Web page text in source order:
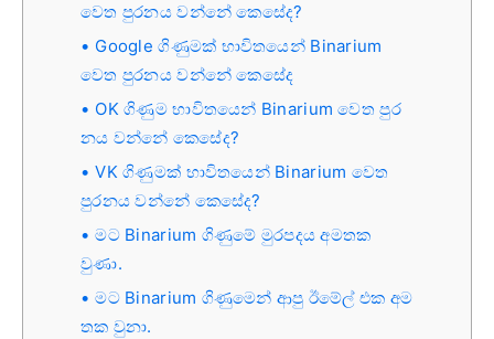
වෙත පුරනය වන්නේ කෙසේද?
Google ගිණුමක් භාවිතයෙන් Binarium
වෙත පුරනය වන්නේ කෙසේද
OK ගිණුම භාවිතයෙන් Binarium වෙත පුර
නය වන්නේ කෙසේද?
VK ගිණුමක් භාවිතයෙන් Binarium වෙත
පුරනය වන්නේ කෙසේද?
මට Binarium ගිණුමේ මුරපදය අමතක
වුණා.
මට Binarium ගිණුමෙන් ආපු ඊමේල් එක අම
තක වුනා.